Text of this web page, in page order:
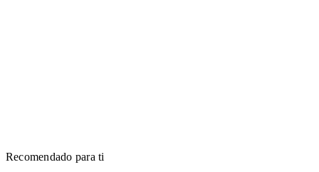
Recomendado para ti